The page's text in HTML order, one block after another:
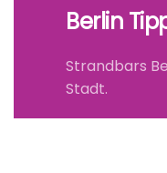
Berlin
Strandbars
Stadt.